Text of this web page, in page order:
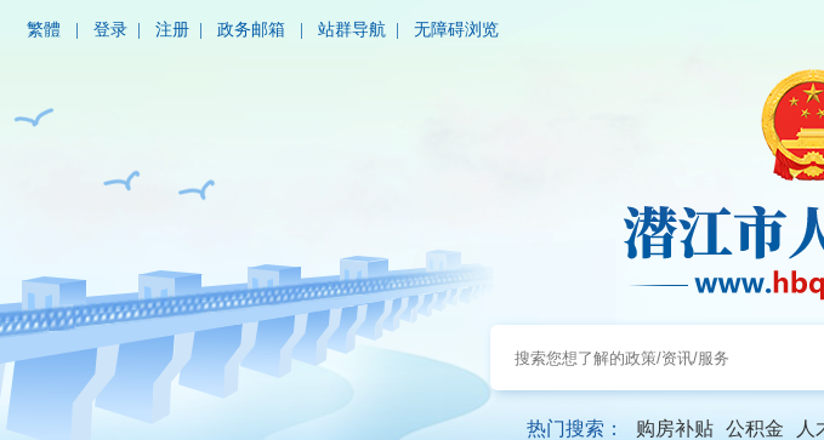
繁體 登录 注册 政务邮箱 站群导航 无障碍浏览
热门搜索： 购房补贴 公积金 人